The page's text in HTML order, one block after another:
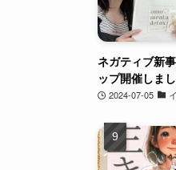
ネガティブ新
ップ開催しま
2024-07-05